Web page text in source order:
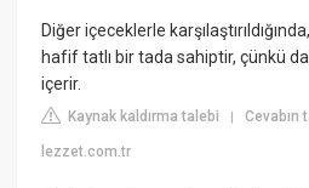
Diğer içeceklerle
hafif tatlı bir tada sahiptir, çünkü
içerir.
Kaynak kaldırma talebi |Cevabın
lezzet.com.tr